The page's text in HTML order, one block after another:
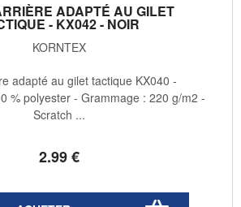
ADAPTÉ AU GILET
- KX042 - NOIR
KORNTEX
2.99€
adapté au gilet tactique KX040 -
% polyester - Grammage : 220 g/m2 -
Scratch ...